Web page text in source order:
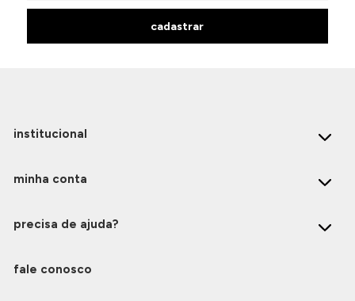
cadastrar
institucional
minha conta
precisa de ajuda?
fale conosco